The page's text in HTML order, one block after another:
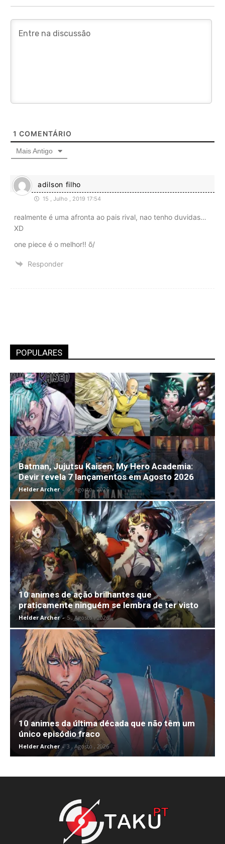
1 COMENTÁRIO
Mais Antigo
adilson filho
15 , Julho , 2019 17:54
realmente é uma afronta ao pais rival, nao tenho duvidas…
XD
one piece é o melhor!! õ/
Responder
POPULARES
Batman, Jujutsu Kaisen, My Hero Academia:
Devir revela 7 lançamentos em Agosto 2026
Helder Archer - 4 , Agosto , 2026
10 animes de ação brilhantes que
praticamente ninguém se lembra de ter visto
Helder Archer - 5 , Agosto , 2026
10 animes da última década que não têm um
único episódio fraco
Helder Archer - 3 , Agosto , 2026